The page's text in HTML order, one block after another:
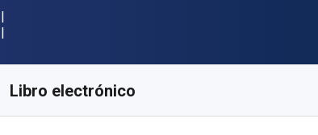
Libro electrónico